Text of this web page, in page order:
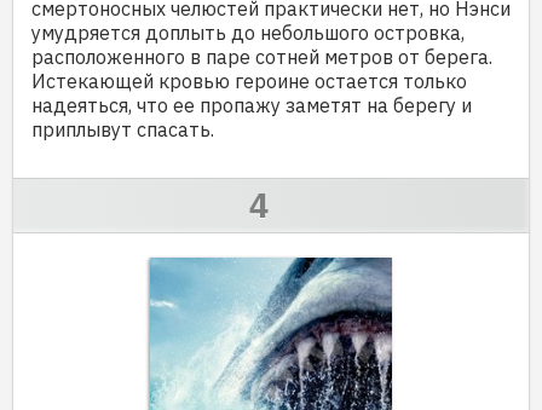
смертоносных челюстей практически нет, но Нэнси
умудряется доплыть до небольшого островка,
расположенного в паре сотней метров от берега.
Истекающей кровью героине остается только
надеяться, что ее пропажу заметят на берегу и
приплывут спасать.